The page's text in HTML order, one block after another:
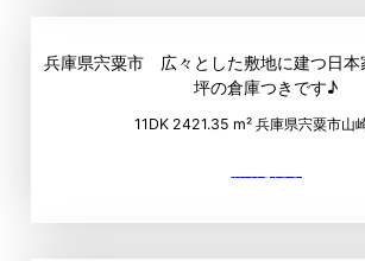
兵庫県宍粟市 広々とした敷地に建つ日本
坪の倉庫つきです♪
11DK 2421.35 m² 兵庫県宍粟市山